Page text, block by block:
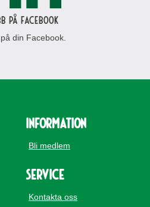
på Facebook
din Facebook.
Information
Bli medlem
Service
Kontakta oss